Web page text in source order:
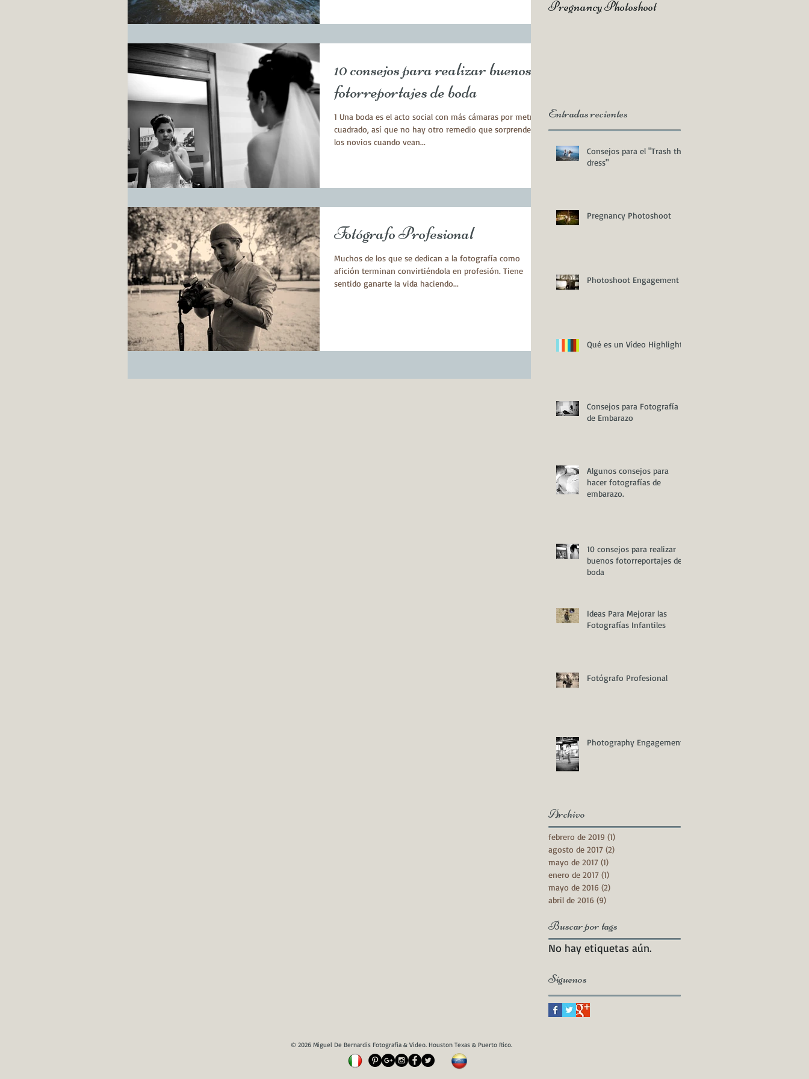
10 consejos para realizar buenos
fotorreportajes de boda
1 Una boda es el acto social con más cámaras por metro
cuadrado, así que no hay otro remedio que sorprender a
los novios cuando vean...
Fotógrafo Profesional
Muchos de los que se dedican a la fotografía como
afición terminan convirtiéndola en profesión. Tiene
sentido ganarte la vida haciendo...
Pregnancy Photoshoot
Entradas recientes
Consejos para el "Trash the
dress"
Pregnancy Photoshoot
Photoshoot Engagement
Qué es un Vídeo Highlight
Consejos para Fotografía
de Embarazo
Algunos consejos para
hacer fotografías de
embarazo.
10 consejos para realizar
buenos fotorreportajes de
boda
Ideas Para Mejorar las
Fotografías Infantiles
Fotógrafo Profesional
Photography Engagement
Archivo
febrero de 2019 (1)
agosto de 2017 (2)
mayo de 2017 (1)
enero de 2017 (1)
mayo de 2016 (2)
abril de 2016 (9)
Buscar por tags
No hay etiquetas aún.
Síguenos
© 2026 Miguel De Bernardis Fotografia & Video. Houston Texas & Puerto Rico.